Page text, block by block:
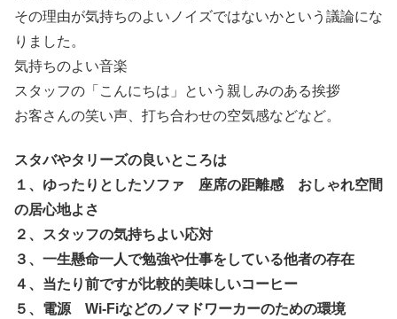
その理由が気持ちのよいノイズではないかという議論にな
りました。
気持ちのよい音楽
スタッフの「こんにちは」という親しみのある挨拶
お客さんの笑い声、打ち合わせの空気感などなど。
スタバやタリーズの良いところは
１、ゆったりとしたソファ 座席の距離感 おしゃれ空間
の居心地よさ
２、スタッフの気持ちよい応対
３、一生懸命一人で勉強や仕事をしている他者の存在
４、当たり前ですが比較的美味しいコーヒー
５、電源 Wi-Fiなどのノマドワーカーのための環境